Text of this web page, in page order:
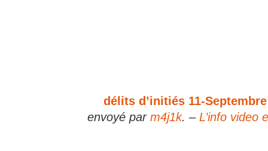
délits d’initiés 11-
envoyé par m4j1k. – L’info video